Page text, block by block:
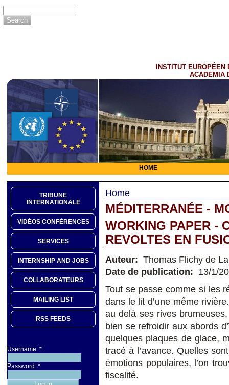
INSTITUT EUROPÉEN
ACADEMIA
HOME
TRIBUNE
INTERNATIONALE
VIDÉOS CONFÉRENCES
SERVICES
INTERNSHIP AND JOBS
COLLABORATEURS
MAILING LIST
RSS FEEDS
Username: *
Password: *
Home
MÉDITERRANÉE -
WORKING PAPER -
REVOLTES EN
Auteur: Thomas Flichy de
Date de publication: 13/1/
Tout se passe comme si les
dans le lit d’une même
au delà ses rives
bien se refroidir aux abords
quelques plaques de glace,
tracé à l’avance. Quelles
émotions populaires, l’on
fiscalité.